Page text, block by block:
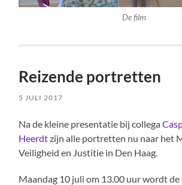
De film
Reizende portretten
5 JULI 2017
Na de kleine presentatie bij collega
Heerdtzijn alle portretten nu naar het
Veiligheid en Justitie in Den Haag.
Maandag 10 juli om 13.00 uur wordt